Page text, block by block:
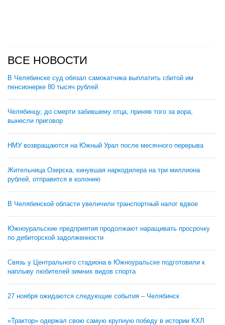
ВСЕ НОВОСТИ
В Челябинске суд обязал самокатчика выплатить сбитой им
пенсионерке 80 тысяч рублей
Челябинцу, до смерти забившему отца, приняв того за вора,
вынесли приговор
НМУ возвращаются на Южный Урал после месячного перерыва
Жительница Озерска, кинувшая наркодилера на три миллиона
рублей, отправится в колонию
В Челябинской области увеличили транспортный налог вдвое
Южноуральские предприятия продолжают наращивать просрочку
по дебиторской задолженности
Связь у Центрального стадиона в Южноуральске подготовили к
наплыву любителей зимних видов спорта
27 ноября ожидаются следующие события – Челябинск
«Трактор» одержал свою самую крупную победу в истории КХЛ